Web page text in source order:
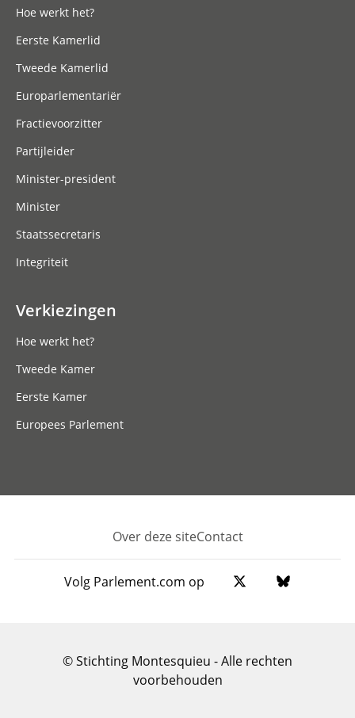
Hoe werkt het?
Eerste Kamerlid
Tweede Kamerlid
Europarlementariër
Fractievoorzitter
Partijleider
Minister-president
Minister
Staatssecretaris
Integriteit
Verkiezingen
Hoe werkt het?
Tweede Kamer
Eerste Kamer
Europees Parlement
Footer
Over deze siteContact
Volg Parlement.com op
© Stichting Montesquieu - Alle rechten
voorbehouden